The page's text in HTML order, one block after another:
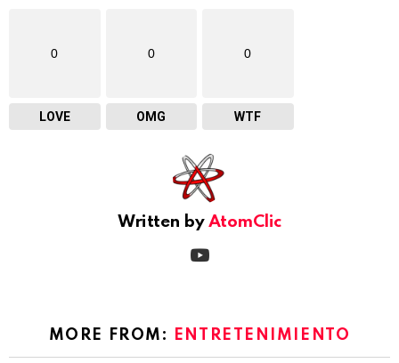
0
LOVE
0
OMG
0
WTF
Written by AtomClic
MORE FROM: ENTRETENIMIENTO